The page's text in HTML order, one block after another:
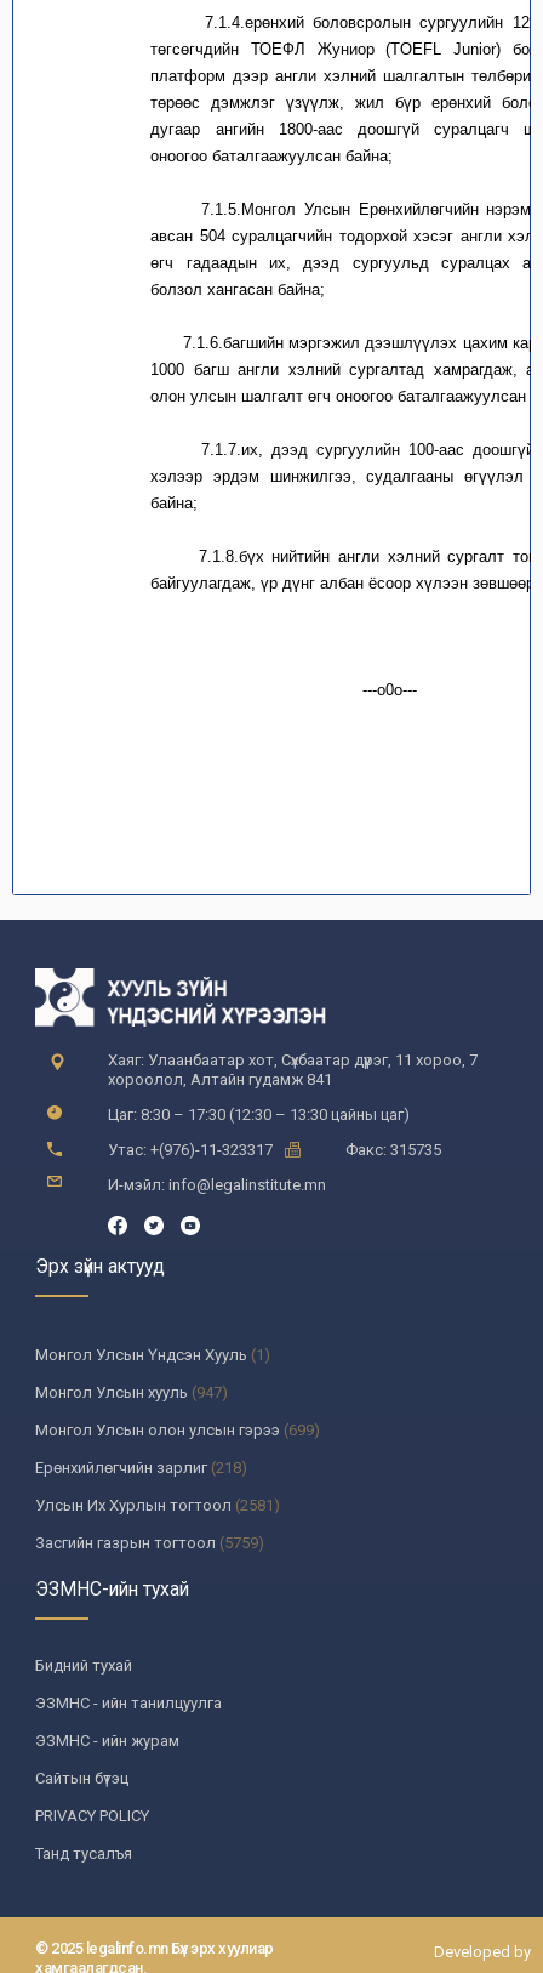
7.1.4. ерөнхий боловсролын сургуулийн 12
төгсөгчдийн ТОЕФЛ Жуниор (TOEFL Junior)
платформ дээр англи хэлний шалгалтын
төрөөс дэмжлэг үзүүлж, жил бүр ерөнхий
дугаар ангийн 1800-аас доошгүй суралцагч
оноогоо баталгаажуулсан байна;
7.1.5. Монгол Улсын Ерөнхийлөгчийн
авсан 504 суралцагчийн тодорхой хэсэг англи
өгч гадаадын их, дээд сургуульд суралцах
болзол хангасан байна;
7.1.6. багшийн мэргэжил дээшлүүлэх цахим
1000 багш англи хэлний сургалтад хамрагдаж,
олон улсын шалгалт өгч оноогоо баталгаажуулсан
7.1.7.их, дээд сургуулийн 100-аас доошгүй
хэлээр эрдэм шинжилгээ, судалгааны өгүүлэл
байна;
7.1.8. бүх нийтийн англи хэлний сургалт
байгуулагдаж, үр дүнг албан ёсоор хүлээн
---о0о---
Хаяг: Улаанбаатар хот, Сүхбаатар дүүрэг, 11 хороо, 7
хороолол, Алтайн гудамж 841
Цаг: 8:30 – 17:30 (12:30 – 13:30 цайны цаг)
Утас: +(976)-11-323317
Факс: 315735
И-мэйл: info@legalinstitute.mn
Эрх зүйн актууд
Монгол Улсын Үндсэн Хууль (1)
Монгол Улсын хууль (947)
Монгол Улсын олон улсын гэрээ (699)
Ерөнхийлөгчийн зарлиг(218)
Улсын Их Хурлын тогтоол (2581)
Засгийн газрын тогтоол (5759)
Үндсэн хуулийн цэцийн шийдвэр
Улсын дээд шүүхийн тогтоол
УИХ-аас томилогддог байгууллагын дарга, түүнтэй адилтгах албан
тушаалтны шийдвэр
Сайдын тушаал(987)
Засгийн газрын агентлагийн даргын тушаал
Хууль, хяналтын байгууллага
Төрийн зарим чиг үүргийг хууль болон гэрээний үндсэн дээр
хэрэгжүүлж буй байгууллага
Аймаг, нийслэлийн Засаг даргын захирамж(85)
Зөвлөл, хороо, бусад байгууллага
ЭЗМНС-ийн тухай
Бидний тухай
ЭЗМНС - ийн танилцуулга
ЭЗМНС - ийн журам
Сайтын бүтэц
PRIVACY POLICY
Танд тусалъя
© 2025 legalinfo.mn Бүх эрх хуулиар
хамгаалагдсан.
Developed by